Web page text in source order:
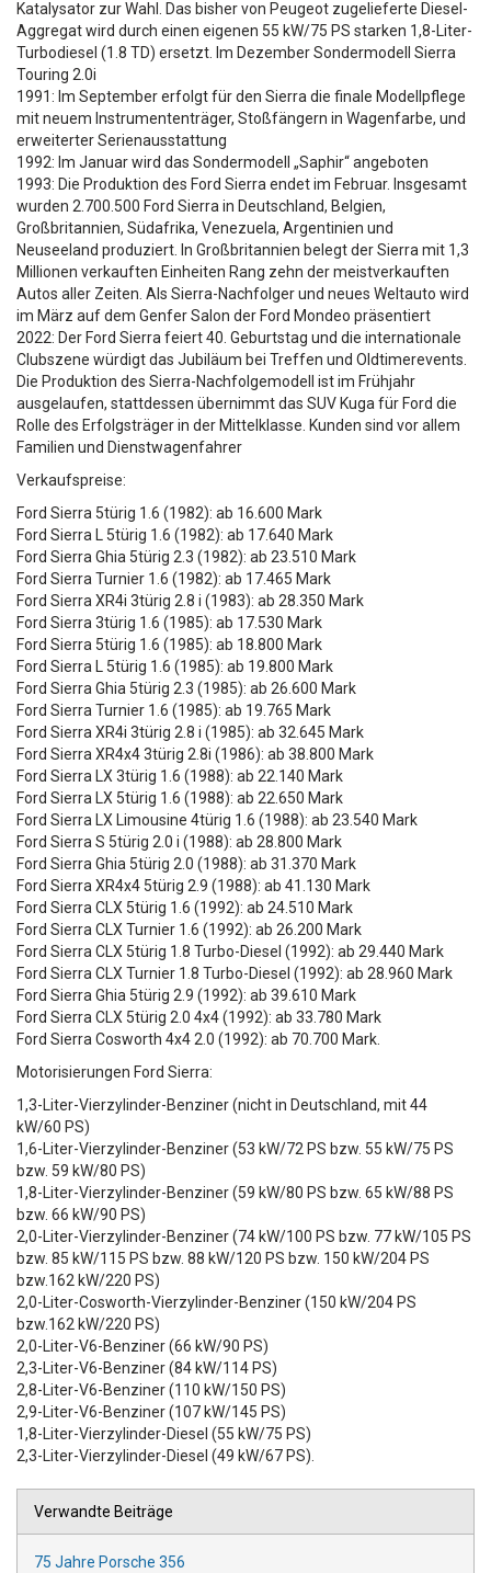
Katalysator zur Wahl. Das bisher von Peugeot zugelieferte Diesel-
Aggregat wird durch einen eigenen 55 kW/75 PS starken 1,8-Liter-
Turbodiesel (1.8 TD) ersetzt. Im Dezember Sondermodell Sierra
Touring 2.0i
1991: Im September erfolgt für den Sierra die finale Modellpflege
mit neuem Instrumententräger, Stoßfängern in Wagenfarbe, und
erweiterter Serienausstattung
1992: Im Januar wird das Sondermodell „Saphir“ angeboten
1993: Die Produktion des Ford Sierra endet im Februar. Insgesamt
wurden 2.700.500 Ford Sierra in Deutschland, Belgien,
Großbritannien, Südafrika, Venezuela, Argentinien und
Neuseeland produziert. In Großbritannien belegt der Sierra mit 1,3
Millionen verkauften Einheiten Rang zehn der meistverkauften
Autos aller Zeiten. Als Sierra-Nachfolger und neues Weltauto wird
im März auf dem Genfer Salon der Ford Mondeo präsentiert
2022: Der Ford Sierra feiert 40. Geburtstag und die internationale
Clubszene würdigt das Jubiläum bei Treffen und Oldtimerevents.
Die Produktion des Sierra-Nachfolgemodell ist im Frühjahr
ausgelaufen, stattdessen übernimmt das SUV Kuga für Ford die
Rolle des Erfolgsträger in der Mittelklasse. Kunden sind vor allem
Familien und Dienstwagenfahrer
Verkaufspreise:
Ford Sierra 5türig 1.6 (1982): ab 16.600 Mark
Ford Sierra L 5türig 1.6 (1982): ab 17.640 Mark
Ford Sierra Ghia 5türig 2.3 (1982): ab 23.510 Mark
Ford Sierra Turnier 1.6 (1982): ab 17.465 Mark
Ford Sierra XR4i 3türig 2.8 i (1983): ab 28.350 Mark
Ford Sierra 3türig 1.6 (1985): ab 17.530 Mark
Ford Sierra 5türig 1.6 (1985): ab 18.800 Mark
Ford Sierra L 5türig 1.6 (1985): ab 19.800 Mark
Ford Sierra Ghia 5türig 2.3 (1985): ab 26.600 Mark
Ford Sierra Turnier 1.6 (1985): ab 19.765 Mark
Ford Sierra XR4i 3türig 2.8 i (1985): ab 32.645 Mark
Ford Sierra XR4x4 3türig 2.8i (1986): ab 38.800 Mark
Ford Sierra LX 3türig 1.6 (1988): ab 22.140 Mark
Ford Sierra LX 5türig 1.6 (1988): ab 22.650 Mark
Ford Sierra LX Limousine 4türig 1.6 (1988): ab 23.540 Mark
Ford Sierra S 5türig 2.0 i (1988): ab 28.800 Mark
Ford Sierra Ghia 5türig 2.0 (1988): ab 31.370 Mark
Ford Sierra XR4x4 5türig 2.9 (1988): ab 41.130 Mark
Ford Sierra CLX 5türig 1.6 (1992): ab 24.510 Mark
Ford Sierra CLX Turnier 1.6 (1992): ab 26.200 Mark
Ford Sierra CLX 5türig 1.8 Turbo-Diesel (1992): ab 29.440 Mark
Ford Sierra CLX Turnier 1.8 Turbo-Diesel (1992): ab 28.960 Mark
Ford Sierra Ghia 5türig 2.9 (1992): ab 39.610 Mark
Ford Sierra CLX 5türig 2.0 4x4 (1992): ab 33.780 Mark
Ford Sierra Cosworth 4x4 2.0 (1992): ab 70.700 Mark.
Motorisierungen Ford Sierra:
1,3-Liter-Vierzylinder-Benziner (nicht in Deutschland, mit 44
kW/60 PS)
1,6-Liter-Vierzylinder-Benziner (53 kW/72 PS bzw. 55 kW/75 PS
bzw. 59 kW/80 PS)
1,8-Liter-Vierzylinder-Benziner (59 kW/80 PS bzw. 65 kW/88 PS
bzw. 66 kW/90 PS)
2,0-Liter-Vierzylinder-Benziner (74 kW/100 PS bzw. 77 kW/105 PS
bzw. 85 kW/115 PS bzw. 88 kW/120 PS bzw. 150 kW/204 PS
bzw.162 kW/220 PS)
2,0-Liter-Cosworth-Vierzylinder-Benziner (150 kW/204 PS
bzw.162 kW/220 PS)
2,0-Liter-V6-Benziner (66 kW/90 PS)
2,3-Liter-V6-Benziner (84 kW/114 PS)
2,8-Liter-V6-Benziner (110 kW/150 PS)
2,9-Liter-V6-Benziner (107 kW/145 PS)
1,8-Liter-Vierzylinder-Diesel (55 kW/75 PS)
2,3-Liter-Vierzylinder-Diesel (49 kW/67 PS).
Verwandte Beiträge
75 Jahre Porsche 356